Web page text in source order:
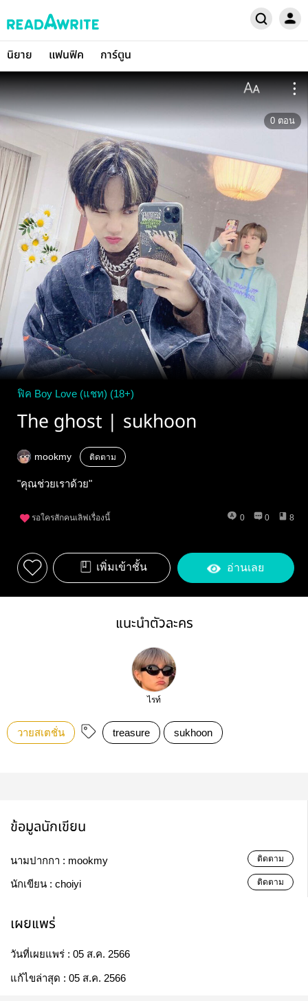
นิยาย แฟนฟิค การ์ตูน
0 ตอน
ฟิค Boy Love (แชท) (18+)
The ghost | sukhoon
mookmy ติดตาม
"คุณช่วยเราด้วย"
รอใครสักคนเลิฟเรื่องนี้ 0 0 8
เพิ่มเข้าชั้น อ่านเลย
แนะนำตัวละคร
ไรท์
วายสเตชั่น treasure sukhoon
ข้อมูลนักเขียน
นามปากกา : mookmy ติดตาม
นักเขียน : choiyi ติดตาม
เผยแพร่
วันที่เผยแพร่ : 05 ส.ค. 2566
แก้ไขล่าสุด : 05 ส.ค. 2566